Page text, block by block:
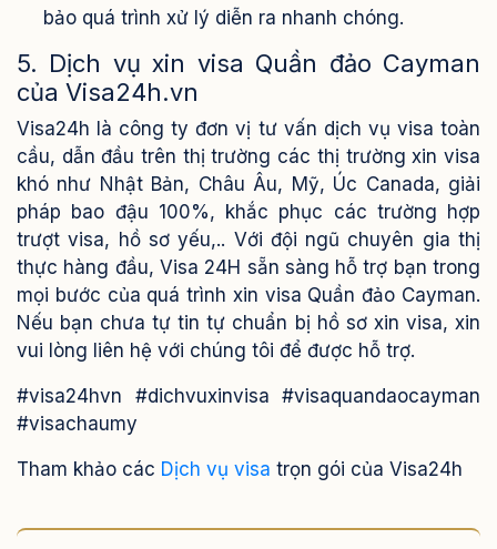
bảo quá trình xử lý diễn ra nhanh chóng.
5. Dịch vụ xin visa Quần đảo Cayman
của Visa24h.vn
Visa24h là công ty đơn vị tư vấn dịch vụ visa toàn
cầu, dẫn đầu trên thị trường các thị trường xin visa
khó như Nhật Bản, Châu Âu, Mỹ, Úc Canada, giải
pháp bao đậu 100%, khắc phục các trường hợp
trượt visa, hồ sơ yếu,.. Với đội ngũ chuyên gia thị
thực hàng đầu, Visa 24H sẵn sàng hỗ trợ bạn trong
mọi bước của quá trình xin visa Quần đảo Cayman.
Nếu bạn chưa tự tin tự chuẩn bị hồ sơ xin visa, xin
vui lòng liên hệ với chúng tôi để được hỗ trợ.
#visa24hvn #dichvuxinvisa #visaquandaocayman
#visachaumy
Tham khảo các Dịch vụ visa trọn gói của Visa24h